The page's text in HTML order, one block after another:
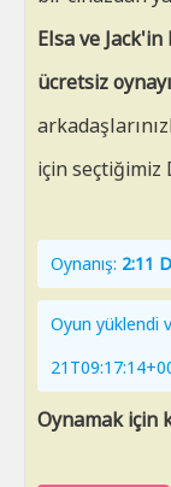
Elsa ve
ücretsiz
için seçtiğimiz
Oynanış: 2:11
Oyun yüklendi
Oynamak için